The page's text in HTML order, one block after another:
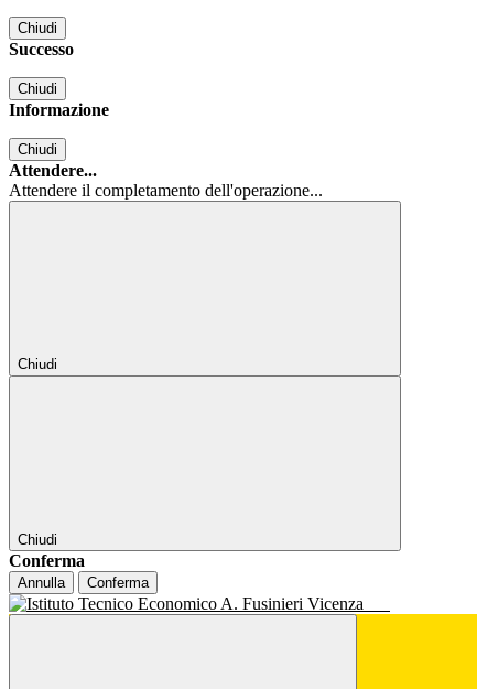
Chiudi
Successo
Chiudi
Informazione
Chiudi
Attendere...
Attendere il completamento dell'operazione...
Chiudi
Chiudi
Conferma
Annulla Conferma